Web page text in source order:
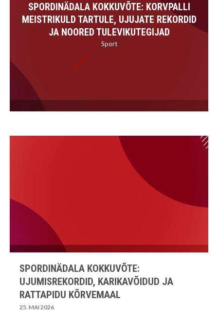
SPORDINÄDALA KOKKUVÕTE: KORVPALLI
MEISTRIKULD TARTULE, UJUJATE REKORDID
JA NOORED TULEVIKUTEGIJAD
Sport
SPORDINÄDALA KOKKUVÕTE:
UJUMISREKORDID, KARIKAVÕIDUD JA
RATTAPIDU KÕRVEMAAL
25. MAI 2026